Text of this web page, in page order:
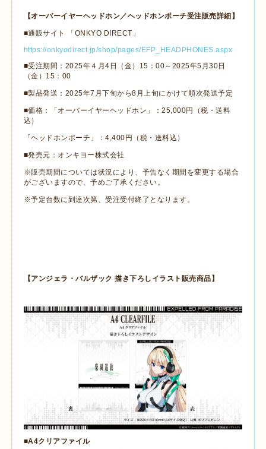
【オーバーイヤーヘッドホン／ヘッドホンポーチ受注販売詳細】
■通販サイト 「 ONKYO DIRECT 」
https://onkyodirect.jp/shop/pages/EFP_HEADPHONES.aspx
■受注期間： 2025年４月4 日（金） 15 ：00～ 2025年5 月30日
（金） 15 ： 00
■製品発送： 2025年7 月下旬から8 月上旬にかけて順次発送予定
■価格：「オーバーイヤーヘッドホン」：25,000円（税・送料
込）
「ヘッドホンポーチ」：4,400 円（税・送料込）
■発売元：オンキヨー株式会社
※販売期間については状況により、予告なく期間を変更する場合
がございますので、予めご了承ください。
※予定台数に到達次第、受注受付終了となります。
【アンジェラ・バルザック 描き下ろしイラスト販売商品】
■A4クリアファイル